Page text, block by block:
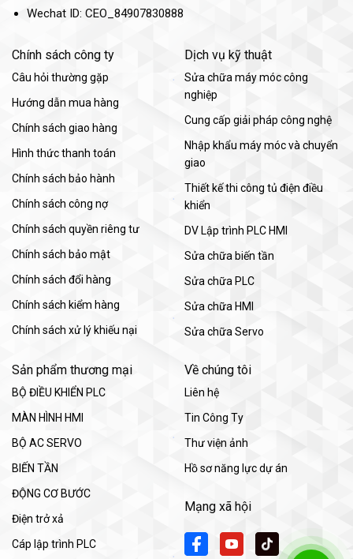
Wechat ID: CEO_84907830888
Chính sách công ty
Câu hỏi thường gặp
Hướng dẫn mua hàng
Chính sách giao hàng
Hình thức thanh toán
Chính sách bảo hành
Chính sách công nợ
Chính sách quyền riêng tư
Chính sách bảo mật
Chính sách đổi hàng
Chính sách kiểm hàng
Chính sách xử lý khiếu nại
Dịch vụ kỹ thuật
Sửa chữa máy móc công
nghiệp
Cung cấp giải pháp công nghệ
Nhập khẩu máy móc và chuyển
giao
Thiết kế thi công tủ điện điều
khiển
DV Lập trình PLC HMI
Sửa chữa biến tần
Sửa chữa PLC
Sửa chữa HMI
Sửa chữa Servo
Sản phẩm thương mại
BỘ ĐIỀU KHIỂN PLC
MÀN HÌNH HMI
BỘ AC SERVO
BIẾN TẦN
ĐỘNG CƠ BƯỚC
Điện trở xả
Cáp lập trình PLC
Về chúng tôi
Liên hệ
Tin Công Ty
Thư viện ảnh
Hồ sơ năng lực dự án
Mạng xã hội